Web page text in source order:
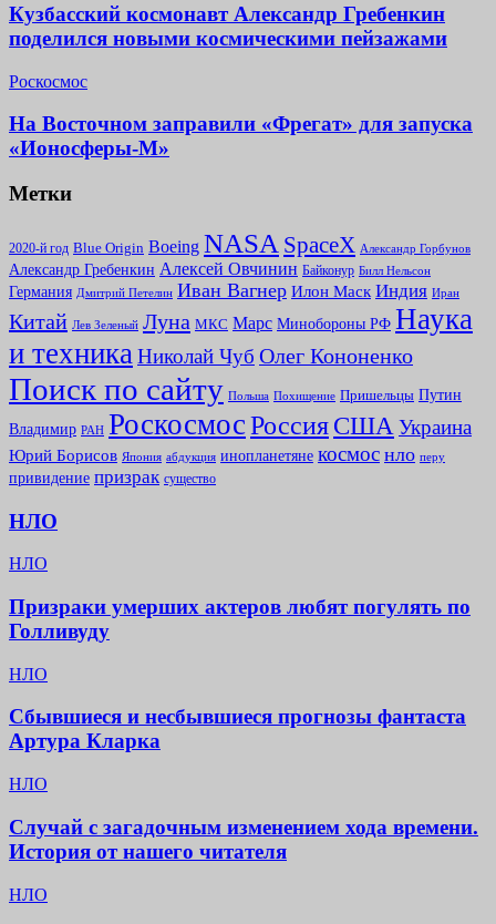
Кузбасский космонавт Александр Гребенкин
поделился новыми космическими пейзажами
Роскосмос
На Восточном заправили «Фрегат» для запуска
«Ионосферы-М»
Метки
2020-й год Blue Origin Boeing NASA SpaceX Александр Горбунов
Александр Гребенкин Алексей Овчинин Байконур Билл Нельсон
Германия Дмитрий Петелин Иван Вагнер Илон Маск Индия Иран
Китай Лев Зеленый Луна МКС Марс Минoбороны РФ Наука
и техника Николай Чуб Олег Кононенко
Поиск по сайту Польша Похищение Пришельцы Путин
Владимир РАН РоскосмосРоссияСША Украина
Юрий Борисов Япония абдукция инопланетяне космос нло перу
привидение призрак существо
НЛО
НЛО
Призраки умерших актеров любят погулять по
Голливуду
НЛО
Сбывшиеся и несбывшиеся прогнозы фантаста
Артура Кларка
НЛО
Случай с загадочным изменением хода времени.
История от нашего читателя
НЛО